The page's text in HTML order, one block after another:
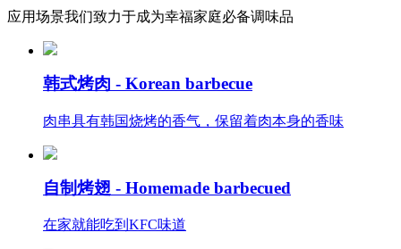
应用场景我们致力于成为幸福家庭必备调味品
韩式烤肉 - Korean barbecue
肉串具有韩国烧烤的香气，保留着肉本身的香味
自制烤翅 - Homemade barbecued
在家就能吃到KFC味道